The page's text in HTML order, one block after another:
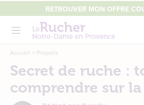
au
contenu
RETROUVER MON OFFRE
Menu
MainAccueil Propolis
Secret de ruche :
comprendre sur